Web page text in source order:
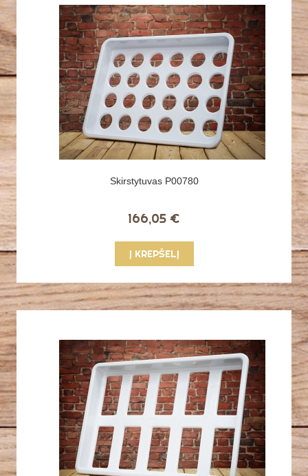
Skirstytuvas P00780
166,05 €
Į KREPŠELĮ